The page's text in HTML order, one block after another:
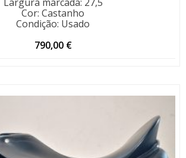
Cor: Castanho
Condição: Usado
790,00 €